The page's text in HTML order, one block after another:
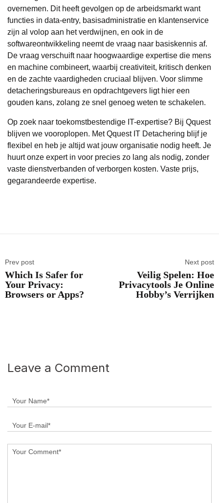
overnemen. Dit heeft gevolgen op de arbeidsmarkt want
functies in data-entry, basisadministratie en klantenservice
zijn al volop aan het verdwijnen, en ook in de
softwareontwikkeling neemt de vraag naar basiskennis af.
De vraag verschuift naar hoogwaardige expertise die mens
en machine combineert, waarbij creativiteit, kritisch denken
en de zachte vaardigheden cruciaal blijven. Voor slimme
detacheringsbureaus en opdrachtgevers ligt hier een
gouden kans, zolang ze snel genoeg weten te schakelen.
Op zoek naar toekomstbestendige IT-expertise? Bij Qquest
blijven we vooroplopen. MetQquest IT Detachering blijf je
flexibel en heb je altijd wat jouw organisatie nodig heeft. Je
huurt onze expert in voor precies zo lang als nodig, zonder
vaste dienstverbanden of verborgen kosten. Vaste prijs,
gegarandeerde expertise.
Prev post
Which Is Safer for
Your Privacy:
Browsers or Apps?
Next post
Veilig Spelen: Hoe
Privacytools Je Online
Hobby’s Verrijken
Leave a Comment